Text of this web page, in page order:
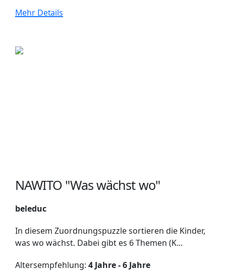
Mehr Details
NAWITO "Was wächst wo"
beleduc
In diesem Zuordnungspuzzle sortieren die Kinder,
was wo wächst. Dabei gibt es 6 Themen (K...
Altersempfehlung: 4 Jahre - 6 Jahre